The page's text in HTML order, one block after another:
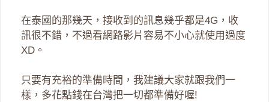
在泰國的那幾天，接收到的訊息幾乎都是4G，收
訊很不錯，不過看網路影片容易不小心就使用過度
XD。
只要有充裕的準備時間，我建議大家就跟我們一
樣，多花點錢在台灣把一切都準備好喔!